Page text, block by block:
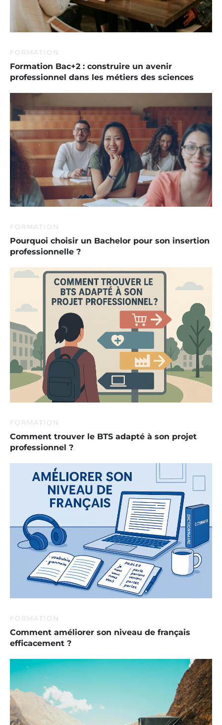
FORMATION
Formation Bac+2 : construire un avenir
professionnel dans les métiers des sciences
FORMATION
Pourquoi choisir un Bachelor pour son insertion
professionnelle ?
FORMATION
Comment trouver le BTS adapté à son projet
professionnel ?
FORMATION
Comment améliorer son niveau de français
efficacement ?